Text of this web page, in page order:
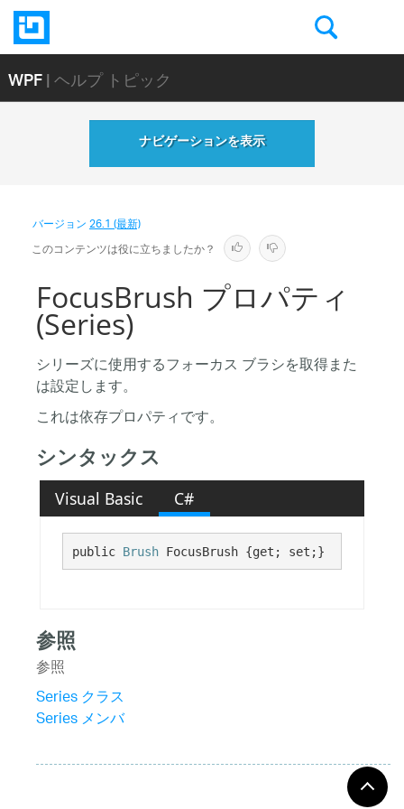
WPF| ヘルプ トピック
ナビゲーションを表示
バージョン26.1 (最新)
このコンテンツは役に立ちましたか？
FocusBrush プロパティ
(Series)
シリーズに使用するフォーカス ブラシを取得また
は設定します。
これは依存プロパティです。
シンタックス
Visual Basic C#
public Brush FocusBrush {get; set;}
参照
参照
Series クラス
Series メンバ